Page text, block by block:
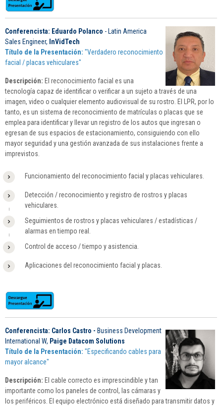
Conferencista: Eduardo Polanco - Latin America
Sales Engineer, InVidTech
Título de la Presentación: "Verdadero reconocimiento
facial / placas vehiculares"
Descripción: El reconocimiento facial es una
tecnología capaz de identificar o verificar a un sujeto a través de una
imagen, video o cualquier elemento audiovisual de su rostro. El LPR, por lo
tanto, es un sistema de reconocimiento de matrículas o placas que se
emplea para identificar y llevar un registro de los autos que ingresan o
egresan de sus espacios de estacionamiento, consiguiendo con ello
mayor seguridad y una gestión avanzada de sus instalaciones frente a
imprevistos.
Funcionamiento del reconocimiento facial y placas vehiculares.
Detección / reconocimiento y registro de rostros y placas
vehiculares.
Seguimientos de rostros y placas vehiculares / estadísticas /
alarmas en tiempo real.
Control de acceso / tiempo y asistencia.
Aplicaciones del reconocimiento facial y placas.
Conferencista: Carlos Castro - Business Development
International W, Paige Datacom Solutions
Título de la Presentación: "Especificando cables para
mayor alcance"
Descripción: El cable correcto es imprescindible y tan
importante como los paneles de control, las cámaras y
los periféricos. El equipo electrónico está diseñado para transmitir datos y